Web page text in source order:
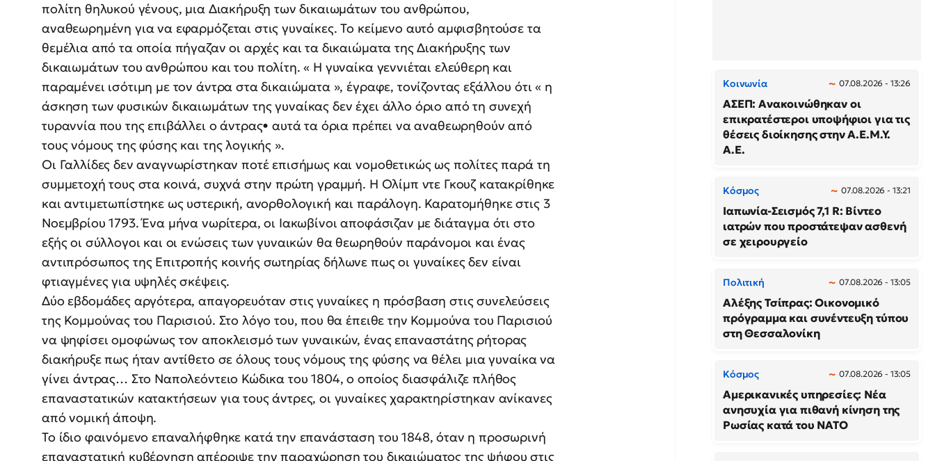
πολίτη θηλυκού γένους, μια Διακήρυξη των δικαιωμάτων του ανθρώπου,
αναθεωρημένη για να εφαρμόζεται στις γυναίκες. Το κείμενο αυτό αμφισβητούσε τα
θεμέλια από τα οποία πήγαζαν οι αρχές και τα δικαιώματα της Διακήρυξης των
δικαιωμάτων του ανθρώπου και του πολίτη. « Η γυναίκα γεννιέται ελεύθερη και
παραμένει ισότιμη με τον άντρα στα δικαιώματα », έγραφε, τονίζοντας εξάλλου ότι « η
άσκηση των φυσικών δικαιωμάτων της γυναίκας δεν έχει άλλο όριο από τη συνεχή
τυραννία που της επιβάλλει ο άντρας• αυτά τα όρια πρέπει να αναθεωρηθούν από
τους νόμους της φύσης και της λογικής ».
Οι Γαλλίδες δεν αναγνωρίστηκαν ποτέ επισήμως και νομοθετικώς ως πολίτες παρά τη
συμμετοχή τους στα κοινά, συχνά στην πρώτη γραμμή. Η Ολίμπ ντε Γκουζ κατακρίθηκε
και αντιμετωπίστηκε ως υστερική, ανορθολογική και παράλογη. Καρατομήθηκε στις 3
Νοεμβρίου 1793. Ένα μήνα νωρίτερα, οι Ιακωβίνοι αποφάσιζαν με διάταγμα ότι στο
εξής οι σύλλογοι και οι ενώσεις των γυναικών θα θεωρηθούν παράνομοι και ένας
αντιπρόσωπος της Επιτροπής κοινής σωτηρίας δήλωνε πως οι γυναίκες δεν είναι
φτιαγμένες για υψηλές σκέψεις.
Δύο εβδομάδες αργότερα, απαγορευόταν στις γυναίκες η πρόσβαση στις συνελεύσεις
της Κομμούνας του Παρισιού. Στο λόγο του, που θα έπειθε την Κομμούνα του Παρισιού
να ψηφίσει ομοφώνως τον αποκλεισμό των γυναικών, ένας επαναστάτης ρήτορας
διακήρυξε πως ήταν αντίθετο σε όλους τους νόμους της φύσης να θέλει μια γυναίκα να
γίνει άντρας… Στο Ναπολεόντειο Κώδικα του 1804, ο οποίος διασφάλιζε πλήθος
επαναστατικών κατακτήσεων για τους άντρες, οι γυναίκες χαρακτηρίστηκαν ανίκανες
από νομική άποψη.
Το ίδιο φαινόμενο επαναλήφθηκε κατά την επανάσταση του 1848, όταν η προσωρινή
επαναστατική κυβέρνηση απέρριψε την παραχώρηση του δικαιώματος της ψήφου στις
Κοινωνία 07.08.2026 - 13:26
ΑΣΕΠ: Ανακοινώθηκαν οι
επικρατέστεροι υποψήφιοι για τις
θέσεις διοίκησης στην Α.Ε.Μ.Υ.
Α.Ε.
Κόσμος 07.08.2026 - 13:21
Ιαπωνία-Σεισμός 7,1 R: Βίντεο
ιατρών που προστάτεψαν ασθενή
σε χειρουργείο
Πολιτική 07.08.2026 - 13:05
Αλέξης Τσίπρας: Οικονομικό
πρόγραμμα και συνέντευξη τύπου
στη Θεσσαλονίκη
Κόσμος 07.08.2026 - 13:05
Αμερικανικές υπηρεσίες: Νέα
ανησυχία για πιθανή κίνηση της
Ρωσίας κατά του ΝΑΤΟ